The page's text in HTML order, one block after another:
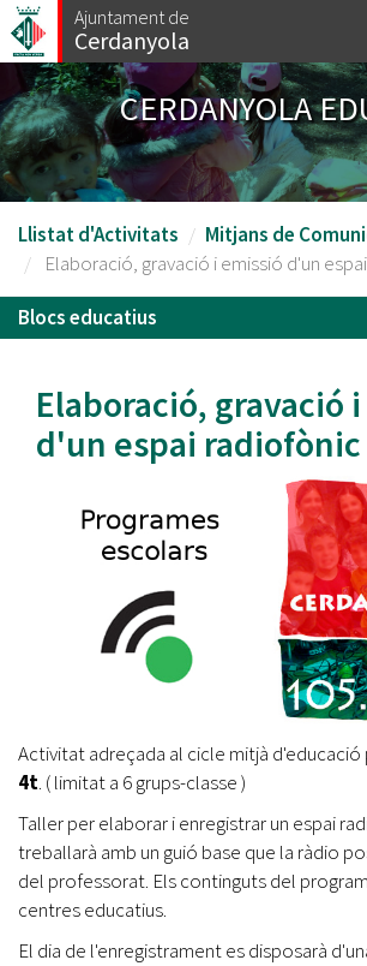
Vés
al
contingut
Ajuntament de
Cerdanyola
CERDANYOLA
Llistat d'Activitats
Mitjans de
Elaboració, gravació i emissió d'un
Blocs educatius
Elaboració, gravació
d'un espai radiofònic
Activitat adreçada al cicle mitjà d'educació
4t. ( limitat a 6 grups-classe )
Taller per elaborar i enregistrar un espai
treballarà amb un guió base que la ràdio
del professorat. Els continguts del
centres educatius.
El dia de l'enregistrament es disposarà